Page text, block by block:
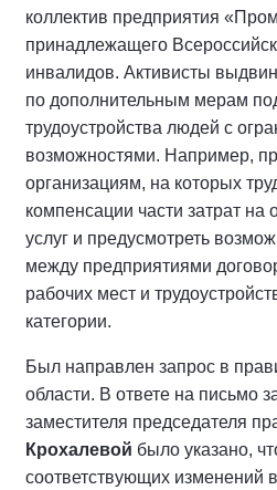
коллектив предприятия
принадлежащего
инвалидов. Активисты
по дополнительным мерам
трудоустройства людей с
возможностями. Например,
организациям, на которых
компенсации части затрат
услуг и предусмотреть
между предприятиями
рабочих мест и
категории.
Был направлен запрос в
области. В ответе на письмо
заместителя председателя
Крохалевой было указано,
соответствующих изменений